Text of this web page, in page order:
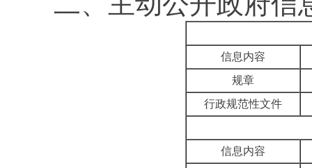
信息内容
规章
行政规范性文件
信息内容